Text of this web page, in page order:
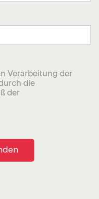
Verarbeitung der
die
der